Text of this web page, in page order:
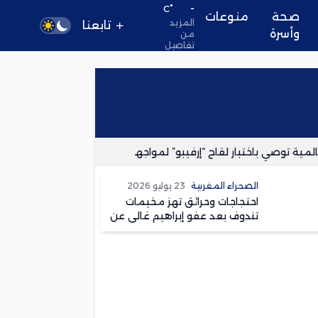
صحة
وأسرة
منوعات
-
°C
المزيد
من
تفاصيل
تابعنا
توصي باختبار لقاح “إرفيبو” لمواجهة سلالة جديدة من الإيبولا في
الصحراء المغربية 23 يوليو 2026
احتجاجات وحرائق تهز مخيمات
تندوف بعد عفو إبراهيم غالي عن
متهم بقتل امرأة